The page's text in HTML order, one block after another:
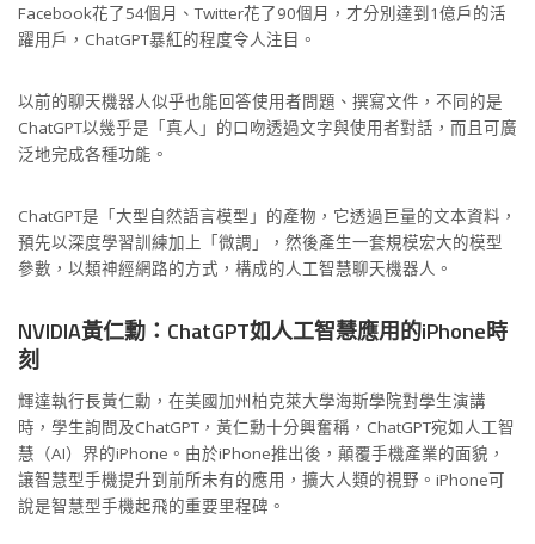
Facebook花了54個月、Twitter花了90個月，才分別達到1億戶的活
躍用戶，ChatGPT暴紅的程度令人注目。
以前的聊天機器人似乎也能回答使用者問題、撰寫文件，不同的是
ChatGPT以幾乎是「真人」的口吻透過文字與使用者對話，而且可廣
泛地完成各種功能。
ChatGPT是「大型自然語言模型」的產物，它透過巨量的文本資料，
預先以深度學習訓練加上「微調」，然後產生一套規模宏大的模型
參數，以類神經網路的方式，構成的人工智慧聊天機器人。
NVIDIA黃仁勳：ChatGPT如人工智慧應用的iPhone時
刻
輝達執行長黃仁勳，在美國加州柏克萊大學海斯學院對學生演講
時，學生詢問及ChatGPT，黃仁勳十分興奮稱，ChatGPT宛如人工智
慧（AI）界的iPhone。由於iPhone推出後，顛覆手機產業的面貌，
讓智慧型手機提升到前所未有的應用，擴大人類的視野。iPhone可
說是智慧型手機起飛的重要里程碑。